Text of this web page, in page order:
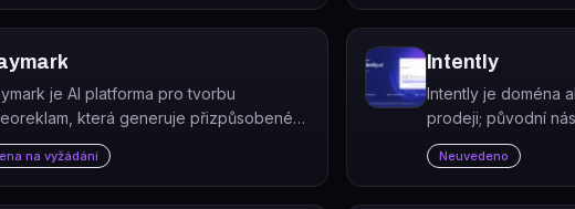
je AI platforma pro tvorbu
která generuje přizpůsobené
spoty v řádu minut.
na vyžádání
Intently
Intently je doména
prodeji; původní
prospecting již není
Neuvedeno